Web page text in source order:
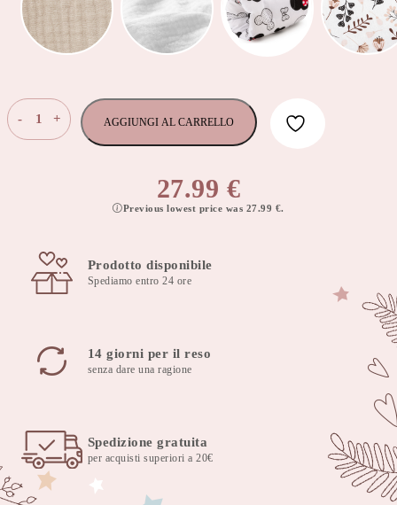
-
Cuscino
grey
quantità
+ AGGIUNGI AL CARRELLO
27.99 €
Previous lowest price was 27.99 €.
Prodotto disponibile
Spediamo entro 24 ore
14 giorni per il reso
senza dare una ragione
Spedizione gratuita
per acquisti superiori a 20€